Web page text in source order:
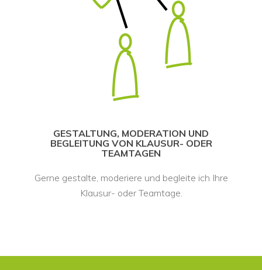
GESTALTUNG, MODERATION UND
BEGLEITUNG VON KLAUSUR- ODER
TEAMTAGEN
Gerne gestalte, moderiere und begleite ich Ihre
Klausur- oder Teamtage.